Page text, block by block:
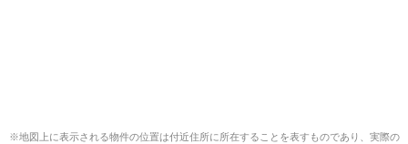
※地図上に表示される物件の位置は付近住所に所在することを表すものであり、実際の